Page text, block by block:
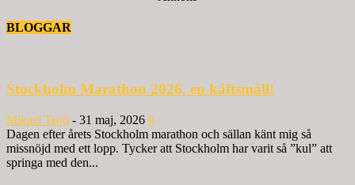
BLOGGAR
Stockholm Marathon 2026, en käftsmäll!
Mikael Tisjö - 31 maj, 2026 0
Dagen efter årets Stockholm marathon och sällan känt mig så
missnöjd med ett lopp. Tycker att Stockholm har varit så ”kul” att
springa med den...